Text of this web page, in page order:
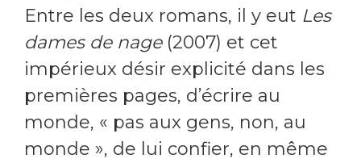
Entre les deux romans, il y eut Les
dames de nage (2007) et cet
impérieux désir explicité dans les
premières pages, d’écrire au
monde, « pas aux gens, non, au
monde », de lui confier, en même